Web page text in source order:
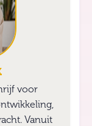
voor
Vanuit